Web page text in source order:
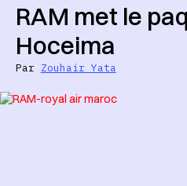
RAM met le
Hoceima
Par Zouhair Yata